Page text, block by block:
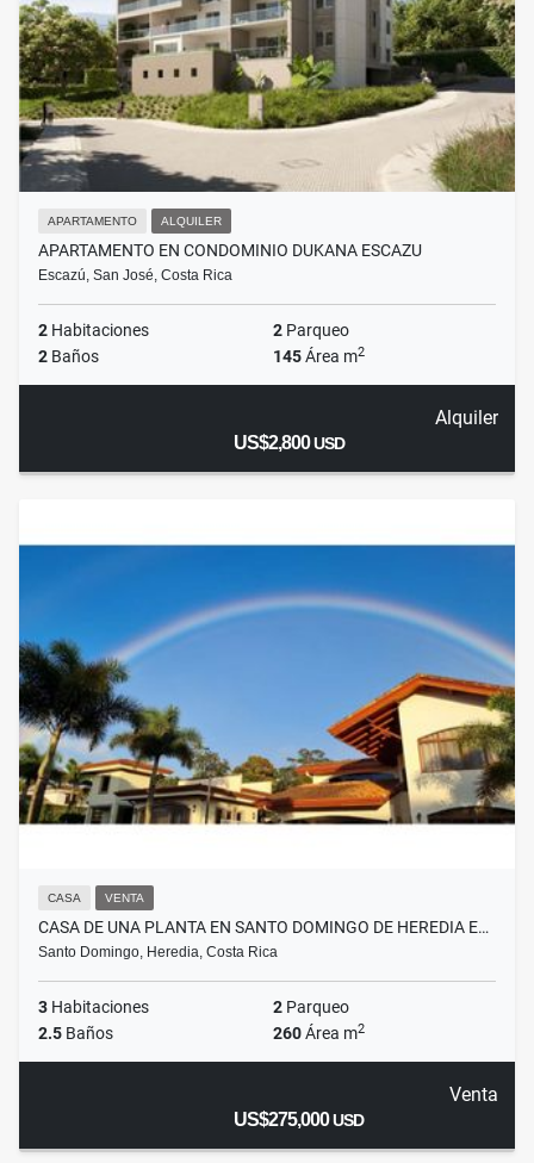
APARTAMENTO ALQUILER
APARTAMENTO EN CONDOMINIO DUKANA ESCAZU
Escazú, San José, Costa Rica
2 Habitaciones 2 Parqueo
2 Baños 145Área m2
Alquiler
US$2,800USD
CASA VENTA
CASA DE UNA PLANTA EN SANTO DOMINGO DE HEREDIA E…
Santo Domingo, Heredia, Costa Rica
3 Habitaciones 2 Parqueo
2.5 Baños 260Área m2
Venta
US$275,000USD